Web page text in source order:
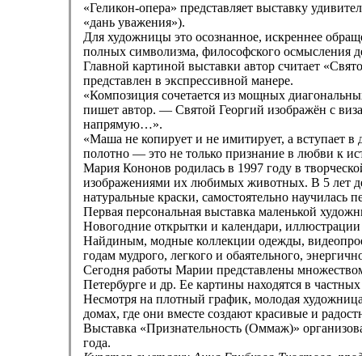
«Геликон-опера» представляет выставку
«дань уважения»).
Для художницы это осознанное, искреннее
полных символизма, философского осмысления
Главной картиной выставки автор считает
представлен в экспрессивной манере.
«Композиция сочетается из мощных
пишет автор. — Святой Георгий изображён с
напрямую…».
«Маша не копирует и не имитирует, а вступает
полотно — это не только признание в любви к
Мария Кононов родилась в 1997 году в
изображениями их любимых животных. В 5 лет
натуральные краски, самостоятельно научилась
Первая персональная выставка маленькой
Новогодние открытки и календари,
Найдиным, модные коллекции одежды,
годам мудрого, легкого и обаятельного,
Сегодня работы Марии представлены
Петербурге и др. Ее картины находятся в
Несмотря на плотный график, молодая
домах, где они вместе создают красивые и
Выставка «Признательность (Оммаж)»
года.